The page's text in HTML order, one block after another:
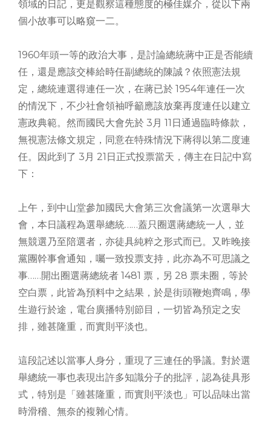
領域的日記，更是觀察這種態度的極佳媒介，從以下兩
個小故事可以略窺一二。
1960年頭一等的政治大事，是討論總統蔣中正是否能續
任，還是應該交棒給時任副總統的陳誠？依照憲法規
定，總統連選得連任一次，在蔣已於 1954年連任一次
的情況下，不少社會領袖呼籲應該放棄再度連任以建立
憲政典範。然而國民大會先於 3月 11日通過臨時條款，
無視憲法條文規定，同意在特殊情況下蔣得以第二度連
任。因此到了 3月 21日正式投票當天，傳主在日記中寫
下：
上午，到中山堂參加國民大會第三次會議第一次選舉大
會，本日議程為選舉總統……蓋只圈選蔣總統一人，並
無競選乃至陪選者，亦徒具純粹之形式而已。又昨晚接
黨團幹事會通知，囑一致投票支持，此亦為不可思議之
事……開出圈選蔣總統者 1481 票，另 28 票未圈，等於
空白票，此皆為預料中之結果，於是街頭鞭炮齊鳴，學
生遊行於途，電台廣播特別節目，一切皆為預定之安
排，雖甚隆重，而實則平淡也。
這段記述以當事人身分，重現了三連任的爭議。對於選
舉總統一事也表現出許多知識分子的批評，認為徒具形
式，特別是「雖甚隆重，而實則平淡也」可以品味出當
時滑稽、無奈的複雜心情。